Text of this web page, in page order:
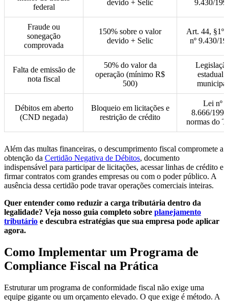
federal
devido + Selic
9.430/
Fraude ou
sonegação
comprovada
150% sobre o valor
devido + Selic
Art. 44,
nº 9.430/
Falta de emissão de
nota fiscal
50% do valor da
operação (mínimo R$
500)
estadual /
municipal
Débitos em aberto
(CND negada)
Bloqueio em licitações e
restrição de crédito
Lei nº
8.666/
normas do
Além das multas financeiras, o descumprimento fiscal compromete a
obtenção da Certidão Negativa de Débitos, documento
indispensável para participar de licitações, acessar linhas de crédito e
firmar contratos com grandes empresas ou com o poder público. A
ausência dessa certidão pode travar operações comerciais inteiras.
Quer entender como reduzir a carga tributária dentro da
legalidade? Veja nosso guia completo sobre planejamento
tributário e descubra estratégias que sua empresa pode aplicar
agora.
Como Implementar um Programa de
Compliance Fiscal na Prática
Estruturar um programa de conformidade fiscal não exige uma
equipe gigante ou um orçamento elevado. O que exige é método. A